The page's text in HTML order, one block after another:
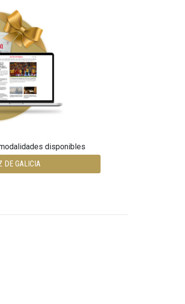
disponibles
DE GALICIA